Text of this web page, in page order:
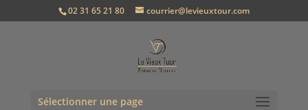
02 31 65 21 80 courrier@levieuxtour.com
Sélectionner une page